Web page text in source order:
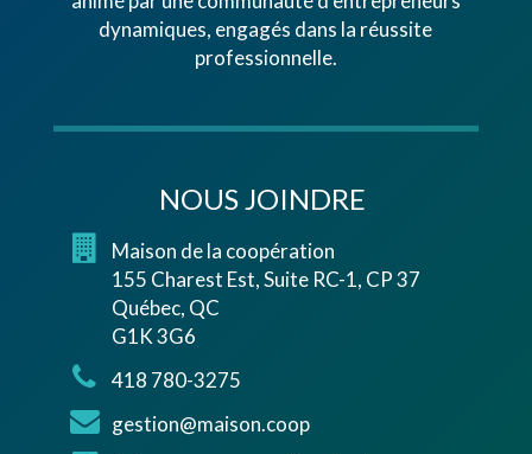
dynamiques, engagés dans la réussite
professionnelle.
NOUS JOINDRE
Maison de la coopération
155 Charest Est, Suite RC-1, CP 37
Québec, QC
G1K 3G6
418 780-3275
gestion@maison.coop